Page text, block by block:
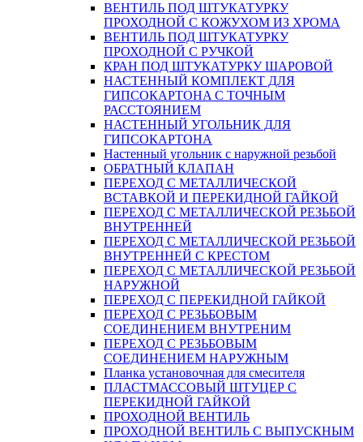
ВЕНТИЛЬ ПОД ШТУКАТУРКУ
ПРОХОДНОЙ С КОЖУХОМ ИЗ ХРОМА
ВЕНТИЛЬ ПОД ШТУКАТУРКУ
ПРОХОДНОЙ С РУЧКОЙ
КРАН ПОД ШТУКАТУРКУ ШАРОВОЙ
НАСТЕННЫЙ КОМПЛЕКТ ДЛЯ
ГИПСОКАРТОНA С ТОЧНЫМ
РАССТОЯНИЕМ
НАСТЕННЫЙ УГОЛЬНИК ДЛЯ
ГИПСОКАРТОНА
Настенный угольник с наружной резьбой
ОБРАТНЫЙ КЛАПАН
ПЕРЕХОД С МЕТАЛЛИЧЕСКОЙ
ВСТАВКОЙ И ПЕРЕКИДНОЙ ГАЙКОЙ
ПЕРЕХОД С МЕТАЛЛИЧЕСКОЙ РЕЗЬБОЙ
ВНУТРЕННЕЙ
ПЕРЕХОД С МЕТАЛЛИЧЕСКОЙ РЕЗЬБОЙ
ВНУТРЕННЕЙ С КРЕСТОМ
ПЕРЕХОД С МЕТАЛЛИЧЕСКОЙ РЕЗЬБОЙ
НАРУЖНОЙ
ПЕРЕХОД С ПЕРЕКИДНОЙ ГАЙКОЙ
ПЕРЕХОД С РЕЗЬБОВЫМ
СОЕДИНЕНИЕМ ВНУТРЕНИМ
ПЕРЕХОД С РЕЗЬБОВЫМ
СОЕДИНЕНИЕМ НАРУЖНЫМ
Планка установочная для смесителя
ПЛАСТМАССОВЫЙ ШТУЦЕР С
ПЕРЕКИДНОЙ ГАЙКОЙ
ПРОХОДНОЙ ВЕНТИЛЬ
ПРОХОДНОЙ ВЕНТИЛЬ С ВЫПУСКНЫМ